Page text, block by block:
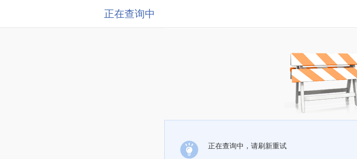
正在查询中
正在查询中，请刷新重试